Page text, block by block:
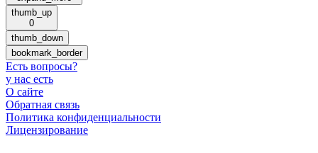
thumb_up
0
thumb_down
bookmark_border
Есть вопросы?
у нас есть
О сайте
Обратная связь
Политика конфиденциальности
Лицензирование